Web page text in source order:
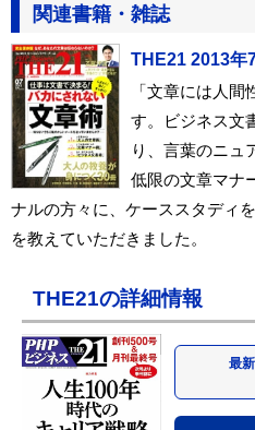
関連書籍・雑誌
THE21 2013年
「文章には人
す。ビジネス文
り、言葉のニュ
低限の文章マナ
ナルの方々に、ケーススタディ
を教えていただきました。
THE21の詳細情報
最